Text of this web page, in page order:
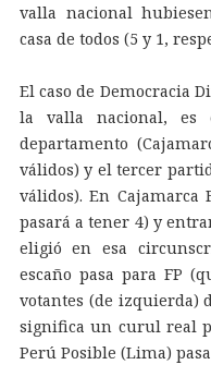
valla nacional
casa de todos (5 y 1,
El caso de Democracia
la valla nacional, es
departamento
válidos) y el tercer
válidos). En Cajamarca
pasará a tener 4) y
eligió en esa
escaño pasa para FP
votantes (de izquierda)
significa un curul real
Perú Posible (Lima)